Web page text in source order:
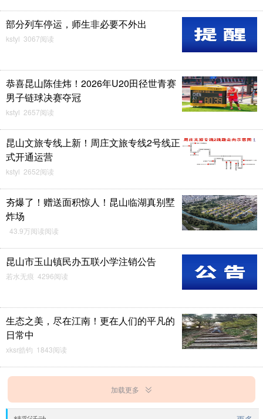
部分列车停运，师生非必要不外出
kstyl 3067阅读
恭喜昆山陈佳炜！2026年U20田径世青赛
男子链球决赛夺冠
kstyl 2657阅读
昆山文旅专线上新！周庄文旅专线2号线正
式开通运营
kstyl 2652阅读
夯爆了！赠送面积惊人！昆山临湖真别墅
炸场
43.9万阅读阅读
昆山市玉山镇民办五联小学注销公告
若水无痕 4296阅读
生态之美，尽在江南！更在人们的平凡的
日常中
xksr皓钧 1843阅读
加载更多